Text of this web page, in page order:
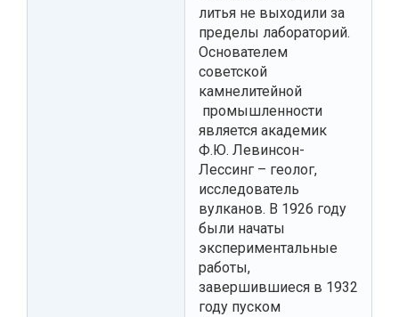
литья не выходили за
пределы лабораторий.
Основателем
советской
камнелитейной
промышленности
является академик
Ф.Ю. Левинсон-
Лессинг – геолог,
исследователь
вулканов. В 1926 году
были начаты
экспериментальные
работы,
завершившиеся в 1932
году пуском